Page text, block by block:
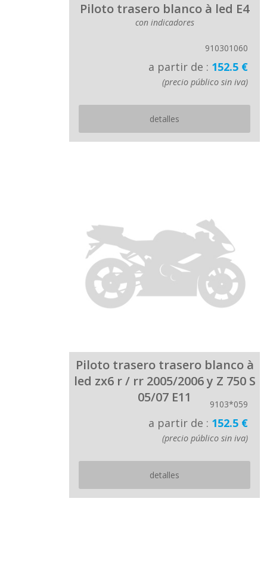
Piloto trasero blanco à led E4
con indicadores
910301060
a partir de : 152.5 €
(precio público sin iva)
detalles
Piloto trasero trasero blanco à
led zx6 r / rr 2005/2006 y Z 750 S
05/07 E11
9103*059
a partir de : 152.5 €
(precio público sin iva)
detalles